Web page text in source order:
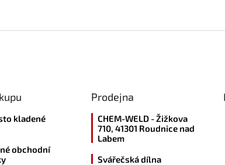
kladené
obchodní
Prodejna
CHEM-WELD - Žižkova
710, 41301 Roudnice nad
Labem
Svářečská dílna